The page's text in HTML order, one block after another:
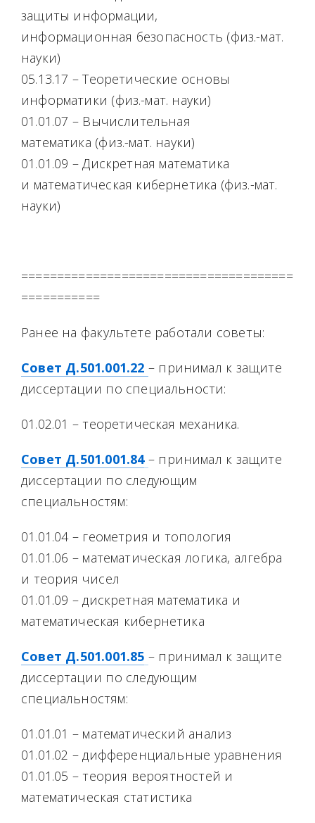
защиты информации,
информационная безопасность (физ.-мат.
науки)
05.13.17 – Теоретические основы
информатики (физ.-мат. науки)
01.01.07 – Вычислительная
математика (физ.-мат. науки)
01.01.09 – Дискретная математика
и математическая кибернетика (физ.-мат.
науки)
======================================
===========
Ранее на факультете работали советы:
Совет Д.501.001.22 – принимал к защите
диссертации по специальности:
01.02.01 – теоретическая механика.
Совет Д.501.001.84 – принимал к защите
диссертации по следующим
специальностям:
01.01.04 – геометрия и топология
01.01.06 – математическая логика, алгебра
и теория чисел
01.01.09 – дискретная математика и
математическая кибернетика
Совет Д.501.001.85 – принимал к защите
диссертации по следующим
специальностям:
01.01.01 – математический анализ
01.01.02 – дифференциальные уравнения
01.01.05 – теория вероятностей и
математическая статистика